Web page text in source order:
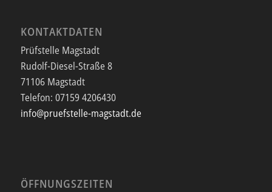
KONTAKTDATEN
Prüfstelle Magstadt
Rudolf-Diesel-Straße 8
71106 Magstadt
Telefon: 07159 4206430
info@pruefstelle-magstadt.de
ÖFFNUNGSZEITEN